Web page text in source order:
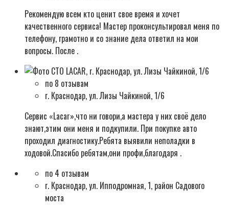
Рекомендую всем кто ценит свое время и хочет
качественного сервиса! Мастер проконсультировал меня по
телефону, грамотно и со знание дела ответил на мои
вопросы. После .
по 8 отзывам
г. Краснодар, ул. Лизы Чайкиной, 1/6
Сервис «Lacar»,что ни говори,а мастера у них своё дело
знают,этим они меня и подкупили. При покупке авто
проходил диагностику.Ребята выявили неполадки в
ходовой.Спасибо ребятам,они профи,благодаря .
по 4 отзывам
г. Краснодар, ул. Ипподромная, 1, район Садового
моста